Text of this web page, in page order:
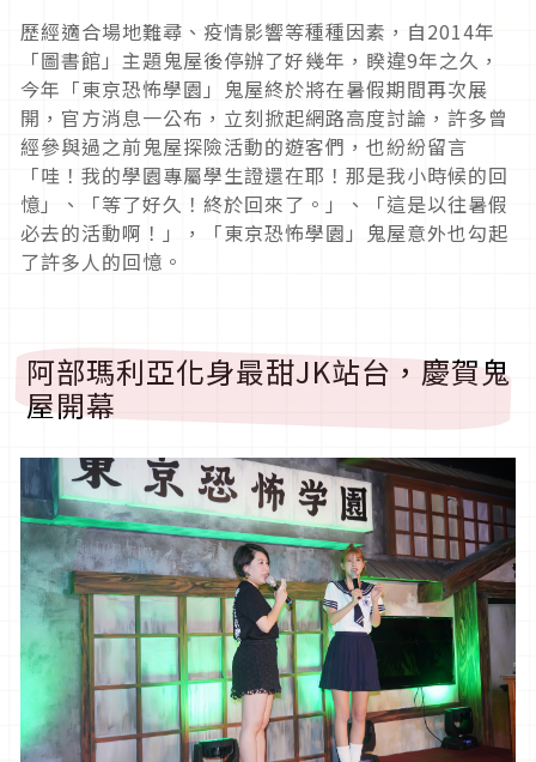
歷經適合場地難尋、疫情影響等種種因素，自2014年
「圖書館」主題鬼屋後停辦了好幾年，睽違9年之久，
今年「東京恐怖學園」鬼屋終於將在暑假期間再次展
開，官方消息一公布，立刻掀起網路高度討論，許多曾
經參與過之前鬼屋探險活動的遊客們，也紛紛留言
「哇！我的學園專屬學生證還在耶！那是我小時候的回
憶」、「等了好久！終於回來了。」、「這是以往暑假
必去的活動啊！」，「東京恐怖學園」鬼屋意外也勾起
了許多人的回憶。
阿部瑪利亞化身最甜JK站台，慶賀鬼
屋開幕